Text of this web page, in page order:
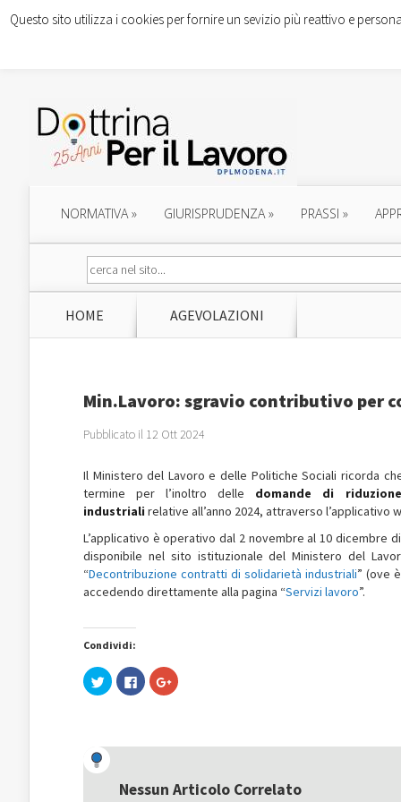
NORMATIVA» GIURISPRUDENZA» PRASSI »
HOME AGEVOLAZIONI
Min.Lavoro: sgravio contributivo per
Pubblicato il 12 Ott 2024
Il Ministero del Lavoro e delle Politiche Sociali ricorda
termine per l’inoltro delle domande di
industriali relative all’anno 2024, attraverso l’applicativo
L’applicativo è operativo dal 2 novembre al 10 dicembre
disponibile nel sito istituzionale del Ministero del
“Decontribuzione contratti di solidarietà industriali” (ove
accedendo direttamente alla pagina “Servizi lavoro”.
Condividi:
Fai
clic
(Si
apre
una
nuova
Fai
clic
nuova
finestra)
Fai
clic
una
nuova
Nessun Articolo Correlato
Questo sito utilizza i cookies per fornire un sevizio più reattivo e